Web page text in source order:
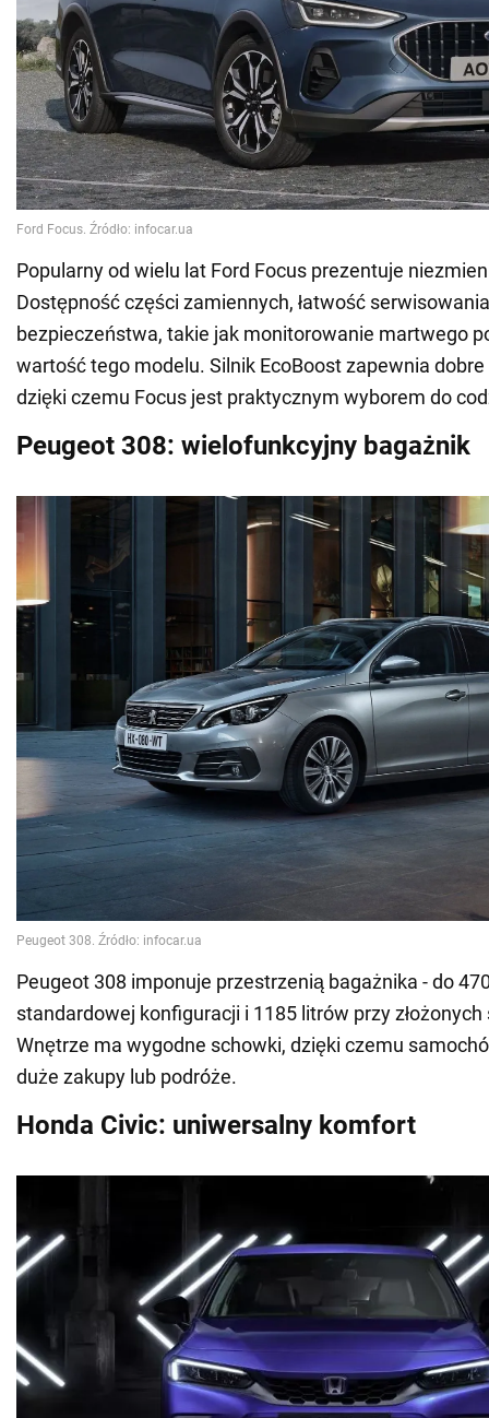
Popularny od wielu lat Ford Focus prezentuje
Dostępność części zamiennych, łatwość
bezpieczeństwa, takie jak monitorowanie martwego
wartość tego modelu. Silnik EcoBoost zapewnia
dzięki czemu Focus jest praktycznym wyborem do
Peugeot 308: wielofunkcyjny bagażnik
Peugeot 308 imponuje przestrzenią bagażnika - do
standardowej konfiguracji i 1185 litrów przy
Wnętrze ma wygodne schowki, dzięki czemu
duże zakupy lub podróże.
Honda Civic: uniwersalny komfort